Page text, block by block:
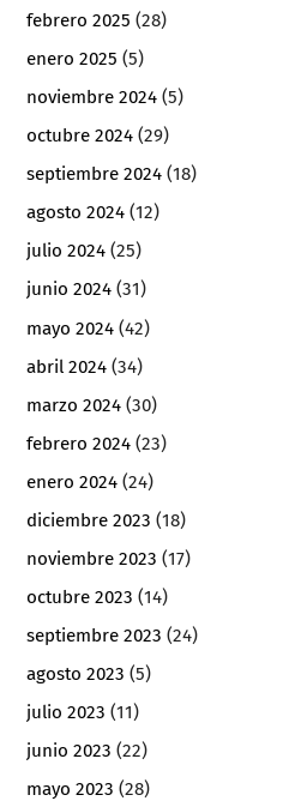
febrero 2025 (28)
enero 2025 (5)
noviembre 2024 (5)
octubre 2024 (29)
septiembre 2024 (18)
agosto 2024 (12)
julio 2024 (25)
junio 2024 (31)
mayo 2024 (42)
abril 2024 (34)
marzo 2024 (30)
febrero 2024 (23)
enero 2024 (24)
diciembre 2023 (18)
noviembre 2023 (17)
octubre 2023 (14)
septiembre 2023 (24)
agosto 2023 (5)
julio 2023 (11)
junio 2023 (22)
mayo 2023 (28)